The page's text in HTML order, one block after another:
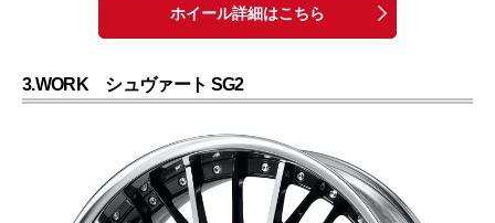
ホイール詳細はこちら
3.WORK シュヴァート SG2